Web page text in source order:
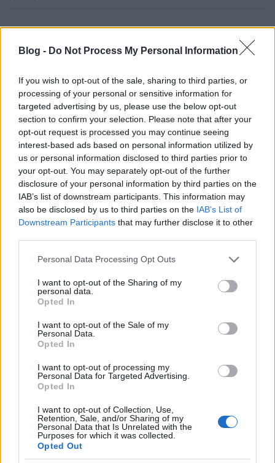
Blog - Do Not Process My Personal Information
If you wish to opt-out of the sale, sharing to third parties, or
processing of your personal or sensitive information for
targeted advertising by us, please use the below opt-out
section to confirm your selection. Please note that after your
opt-out request is processed you may continue seeing
interest-based ads based on personal information utilized by
us or personal information disclosed to third parties prior to
your opt-out. You may separately opt-out of the further
disclosure of your personal information by third parties on the
IAB’s list of downstream participants. This information may
also be disclosed by us to third parties on the IAB’s List of
Downstream Participants that may further disclose it to other
Please note that this website/app uses one or more Google
not limited to your visit or usage behaviour. You may click to
grant or deny consent to Google and its third-party tags to
use your data for below specified purposes in below Google
consent section.
Personal Data Processing Opt Outs
I want to opt-out of the Sharing of my
personal data.
Opted In
I want to opt-out of the Sale of my
Personal Data.
Opted In
I want to opt-out of processing my
Personal Data for Targeted Advertising.
Opted In
I want to opt-out of Collection, Use,
Retention, Sale, and/or Sharing of my
Personal Data that Is Unrelated with the
Purposes for which it was collected.
Opted Out
16 éve
A kanadaiak felett aratott kemény, de véres
győzelem után Vjacseszláv Bikov válaszolt a
Szovjetszkij Szport tudósítói, Pável Liszenkov és
Dmitrij Ponomarenko kérdéseire.
A szezon fő meccse mögöttünk van. Nagyot lehet
fújni és kissé elereszteni magunkat. Természetesen
ez nem Vancouver, de mégis győzelem. Szükséges,
idegborzoló, régóta várt...
- A játékosok egy kis visszavágásnak nevezték ezt a
győzelmet? - kérdez vissza Bikov. - Legyen úgy. Én a
fiúkkal vagyok. Ha ők így mondták, legyen így.
olimpia jelentőségét és csökkenteni a
világbajnokságét, bármilyen kanadai - orosz meccs
esemény, csata, háború... Szergej Fjodorov mondta
nekem, hogy ma életében másodszor verekedett... 41
hogy minden ütközés tömegverekedés
kirobbanásával fenyegetett... Mi ez, szokásos meccs?
győztünk, de a visszavágásaink is kemények voltak.
üljön fel a provokációknak?
- Ilyen játékosok, mint Szása... Nálunk majdnem a fél
csapat ilyenekből áll... Nekik több adatott...